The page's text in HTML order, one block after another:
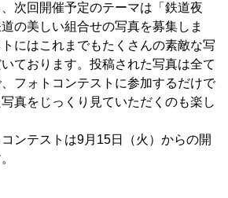
次回開催予定のテーマは「鉄道夜
の美しい組合せの写真を募集しま
にはこれまでもたくさんの素敵な写
ております。投稿された写真は全て
フォトコンテストに参加するだけで
真をじっくり見ていただくのも楽し
コンテストは9月15日（火）からの開